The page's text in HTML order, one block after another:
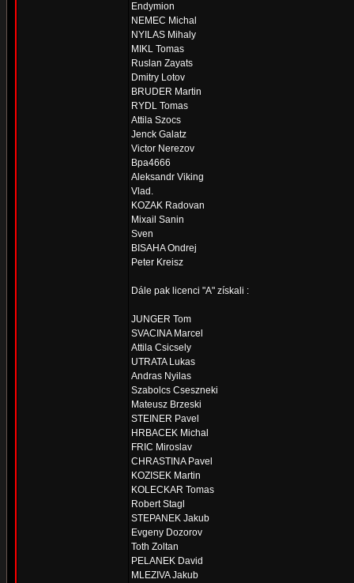
Endymion
NEMEC Michal
NYILAS Mihaly
MIKL Tomas
Ruslan Zayats
Dmitry Lotov
BRUDER Martin
RYDL Tomas
Attila Szocs
Jenck Galatz
Victor Nerezov
Bpa4666
Aleksandr Viking
Vlad.
KOZAK Radovan
Mixail Sanin
Sven
BISAHA Ondrej
Peter Kreisz
Dále pak licenci "A" získali :
JUNGER Tom
SVACINA Marcel
Attila Csicsely
UTRATA Lukas
Andras Nyilas
Szabolcs Cseszneki
Mateusz Brzeski
STEINER Pavel
HRBACEK Michal
FRIC Miroslav
CHRASTINA Pavel
KOZISEK Martin
KOLECKAR Tomas
Robert Stagl
STEPANEK Jakub
Evgeny Dozorov
Toth Zoltan
PELANEK David
MLEZIVA Jakub